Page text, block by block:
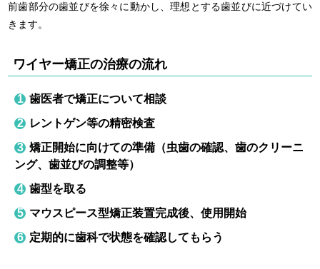
前歯部分の歯並びを徐々に動かし、理想とする歯並びに近づけてい
きます。
ワイヤー矯正の治療の流れ
歯医者で矯正について相談
レントゲン等の精密検査
矯正開始に向けての準備（虫歯の確認、歯のクリーニ
ング、歯並びの調整等）
歯型を取る
マウスピース型矯正装置完成後、使用開始
定期的に歯科で状態を確認してもらう